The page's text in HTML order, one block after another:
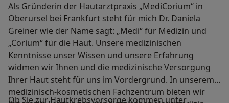
Als Gründerin der Hautarztpraxis „MediCorium“ in
Oberursel bei Frankfurt steht für mich Dr. Daniela
Greiner wie der Name sagt: „Medi“ für Medizin und
„Corium“ für die Haut. Unsere medizinischen
Kenntnisse unser Wissen und unsere Erfahrung
widmen wir Ihnen und die medizinische Versorgung
Ihrer Haut steht für uns im Vordergrund. In unserem
medizinisch-kosmetischen Fachzentrum bieten wir
Ob Sie zur Hautkrebsvorsorge kommen unter